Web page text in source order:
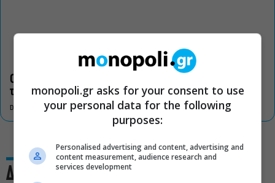
Οι «Τρωάδες» στην Επίδαυρο αλλάζουν την αντίληψη για
τον πολιτισμό
DON'T MISS
Δες και αυτό
monopoli.gr asks for your consent to use
your personal data for the following
purposes:
Personalised advertising and content, advertising and
content measurement, audience research and
services development